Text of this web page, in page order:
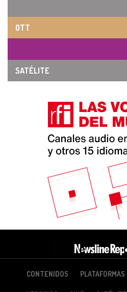
OTT
SATÉLITE
CONTENIDOS PLATAFORMAS